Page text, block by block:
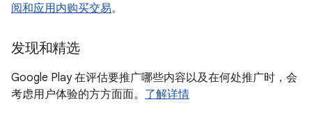
阅和应用内购买交易。
发现和精选
Google Play 在评估要推广哪些内容以及在何处推广时，会
考虑用户体验的方方面面。 了解详情